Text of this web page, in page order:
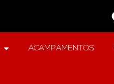
ACAMPAMENTOS